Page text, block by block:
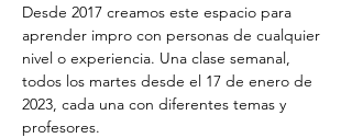
Desde 2017 creamos este espacio para
aprender impro con personas de cualquier
nivel o experiencia. Una clase semanal,
todos los martes desde el 17 de enero de
2023, cada una con diferentes temas y
profesores.